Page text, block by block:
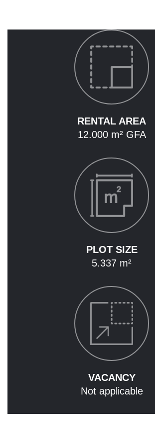
HOME
ACQUISITION
ASSOCIATED
OUR PROPERTIES
MIXED USE PROPERTIES
LAND DEVELOPMENT
RENTAL AREA
12.000 m² GFA
PLOT SIZE
5.337 m²
VACANCY
Not applicable